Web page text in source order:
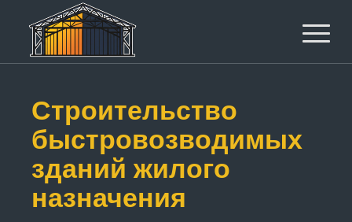
Строительство
быстровозводимых
зданий жилого
назначения